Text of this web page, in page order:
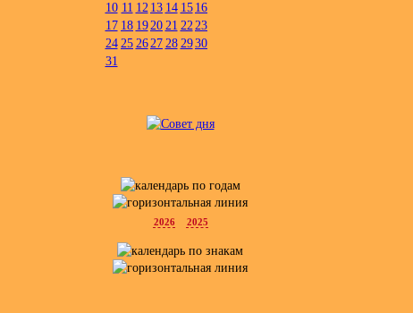
10 11 12 13 14 15 16
17 18 1920 21 2223
24 25 2627 28 2930
31
2026 2025